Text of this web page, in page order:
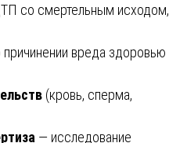
со смертельным исходом,
вреда здоровью
(кровь, сперма,
— исследование